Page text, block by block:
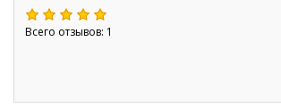
Всего отзывов: 1